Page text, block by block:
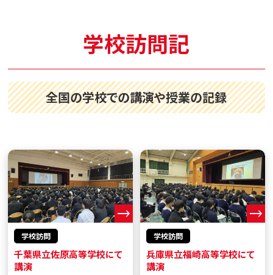
学校訪問記
全国の学校での講演や授業の記録
学校訪問
千葉県立佐原高等学校にて
講演
学校訪問
兵庫県立福崎高等学校にて
講演